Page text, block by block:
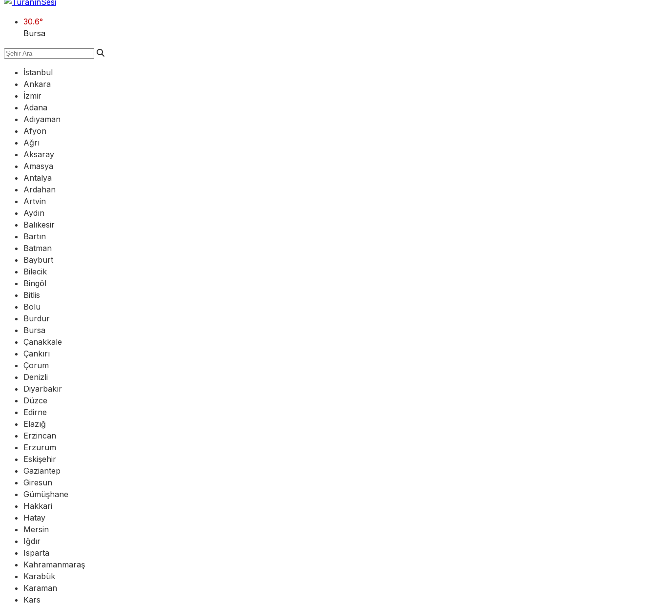
30.6°
Bursa
İstanbul
Ankara
İzmir
Adana
Adıyaman
Afyon
Ağrı
Aksaray
Amasya
Antalya
Ardahan
Artvin
Aydın
Balıkesir
Bartın
Batman
Bayburt
Bilecik
Bingöl
Bitlis
Bolu
Burdur
Bursa
Çanakkale
Çankırı
Çorum
Denizli
Diyarbakır
Düzce
Edirne
Elazığ
Erzincan
Erzurum
Eskişehir
Gaziantep
Giresun
Gümüşhane
Hakkari
Hatay
Mersin
Iğdır
Isparta
Kahramanmaraş
Karabük
Karaman
Kars